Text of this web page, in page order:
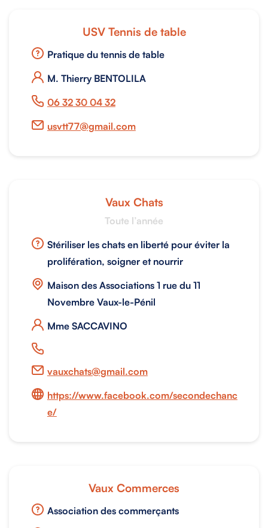
USV Tennis de table
Pratique du tennis de table
M. Thierry BENTOLILA
06 32 30 04 32
usvtt77@gmail.com
Vaux Chats
Toute l’année
Stériliser les chats en liberté pour éviter la
prolifération, soigner et nourrir
Maison des Associations 1 rue du 11
Novembre Vaux-le-Pénil
Mme SACCAVINO
vauxchats@gmail.com
https://www.facebook.com/secondechanc
e/
Vaux Commerces
Association des commerçants